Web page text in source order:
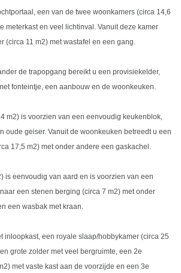
een van de twee woonkamers (circa 14,6
meterkast en veel lichtinval. Vanuit deze kamer
(circa 11 m2) met wastafel en een gang.
de trapopgang bereikt u een provisiekelder,
fonteintje, een aanbouw en de woonkeuken.
m2) is voorzien van een eenvoudig keukenblok,
oude geiser. Vanuit de woonkeuken betreedt u een
17,5 m2) met onder andere een gaskachel.
is eenvoudig van aard en is voorzien van een
een stenen berging (circa 7 m2) met onder
een wasbak met kraan.
inloopkast, een royale slaap/hobbykamer (circa 25
grote zolder met veel bergruimte, een 2e
met vaste kast aan de voorzijde en een 3e